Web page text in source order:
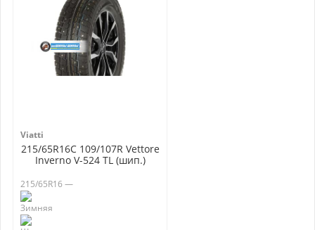
Viatti
215/65R16C 109/107R Vettore
Inverno V-524 TL (шип.)
215/65R16 —